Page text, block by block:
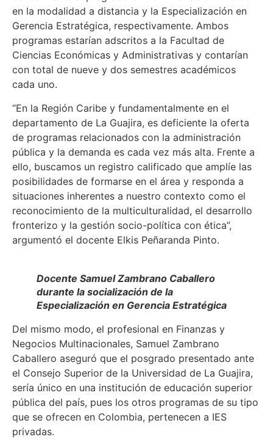
en la modalidad a distancia y la Especialización en
Gerencia Estratégica, respectivamente. Ambos
programas estarían adscritos a la Facultad de
Ciencias Económicas y Administrativas y contarían
con total de nueve y dos semestres académicos
cada uno.
“En la Región Caribe y fundamentalmente en el
departamento de La Guajira, es deficiente la oferta
de programas relacionados con la administración
pública y la demanda es cada vez más alta. Frente a
ello, buscamos un registro calificado que amplíe las
posibilidades de formarse en el área y responda a
situaciones inherentes a nuestro contexto como el
reconocimiento de la multiculturalidad, el desarrollo
fronterizo y la gestión socio-política con ética”,
argumentó el docente Elkis Peñaranda Pinto.
Docente Samuel Zambrano Caballero
durante la socialización de la
Especialización en Gerencia Estratégica
Del mismo modo, el profesional en Finanzas y
Negocios Multinacionales, Samuel Zambrano
Caballero aseguró que el posgrado presentado ante
el Consejo Superior de la Universidad de La Guajira,
sería único en una institución de educación superior
pública del país, pues los otros programas de su tipo
que se ofrecen en Colombia, pertenecen a IES
privadas.